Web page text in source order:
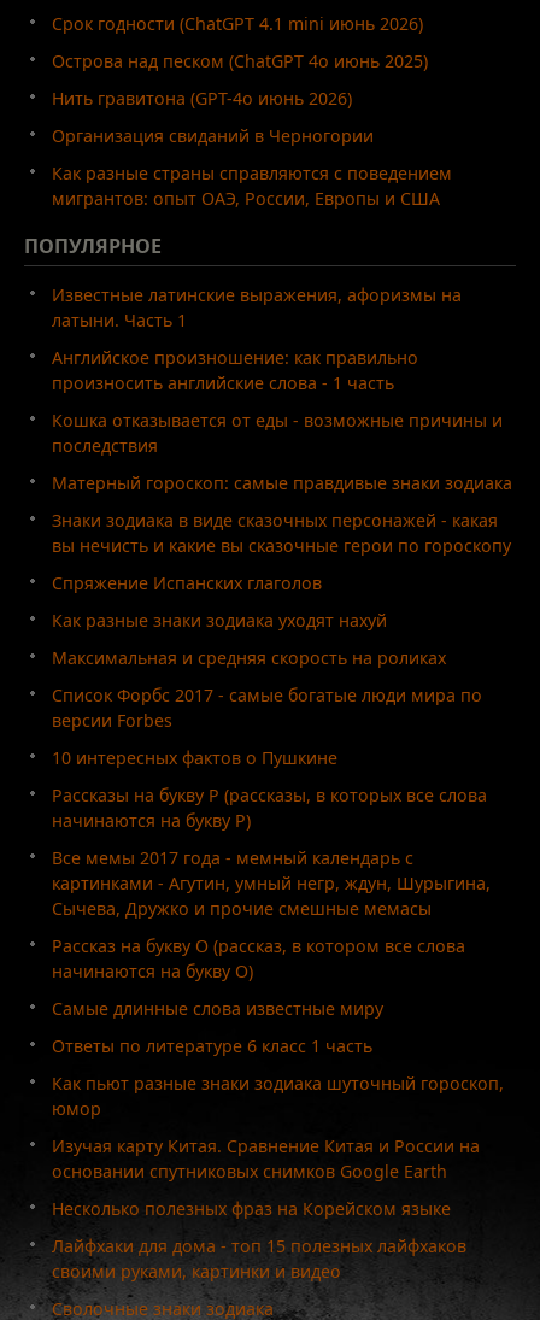
Срок годности (ChatGPT 4.1 mini июнь 2026)
Острова над песком (ChatGPT 4o июнь 2025)
Нить гравитона (GPT-4o июнь 2026)
Организация свиданий в Черногории
Как разные страны справляются с поведением
мигрантов: опыт ОАЭ, России, Европы и США
ПОПУЛЯРНОЕ
Известные латинские выражения, афоризмы на
латыни. Часть 1
Английское произношение: как правильно
произносить английские слова - 1 часть
Кошка отказывается от еды - возможные причины и
последствия
Матерный гороскоп: самые правдивые знаки зодиака
Знаки зодиака в виде сказочных персонажей - какая
вы нечисть и какие вы сказочные герои по гороскопу
Спряжение Испанских глаголов
Как разные знаки зодиака уходят нахуй
Максимальная и средняя скорость на роликах
Список Форбс 2017 - самые богатые люди мира по
версии Forbes
10 интересных фактов о Пушкине
Рассказы на букву Р (рассказы, в которых все слова
начинаются на букву Р)
Все мемы 2017 года - мемный календарь с
картинками - Агутин, умный негр, ждун, Шурыгина,
Сычева, Дружко и прочие смешные мемасы
Рассказ на букву О (рассказ, в котором все слова
начинаются на букву О)
Самые длинные слова известные миру
Ответы по литературе 6 класс 1 часть
Как пьют разные знаки зодиака шуточный гороскоп,
юмор
Изучая карту Китая. Сравнение Китая и России на
основании спутниковых снимков Google Earth
Несколько полезных фраз на Корейском языке
Лайфхаки для дома - топ 15 полезных лайфхаков
своими руками, картинки и видео
Сволочные знаки зодиака